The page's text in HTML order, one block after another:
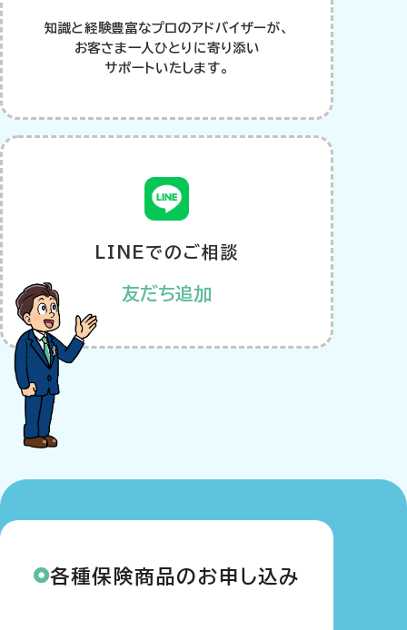
知識と経験豊富なプロのアドバイザーが、
お客さま一人ひとりに寄り添い
サポートいたします。
LINEでのご相談
友だち追加
各種保険商品のお申し込み